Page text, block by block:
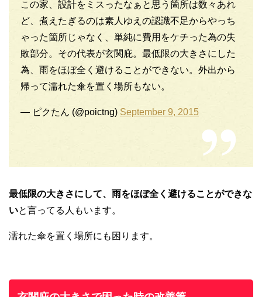
この家、設計をミスったなぁと思う箇所は数々あれ
ど、煮えたぎるのは素人ゆえの認識不足からやっち
ゃった箇所じゃなく、単純に費用をケチった為の失
敗部分。その代表が玄関庇。最低限の大きさにした
為、雨をほぼ全く避けることができない。外出から
帰って濡れた傘を置く場所もない。
— ピクたん (@poictng) September 9, 2015
最低限の大きさにして、雨をほぼ全く避けることができな
いと言ってる人もいます。
濡れた傘を置く場所にも困ります。